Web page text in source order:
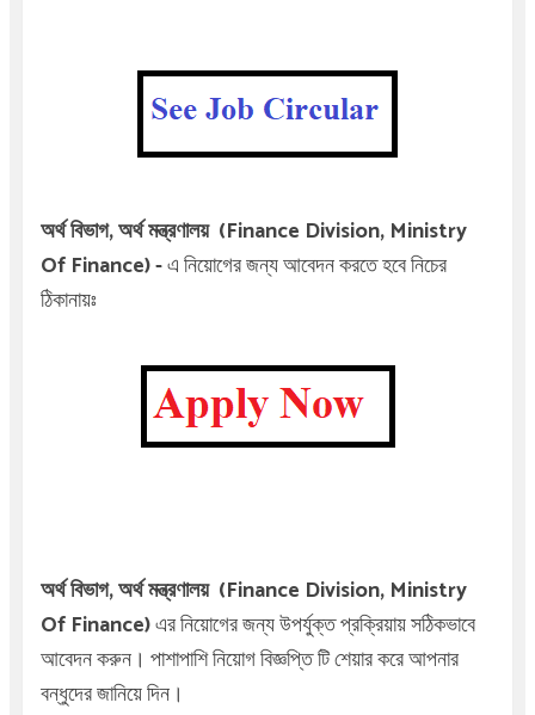
অর্থ বিভাগ,অর্থ মন্ত্রণালয় (Finance Division, Ministry
Of Finance)-এনিয়োগের জন্য আবেদন করতে হবে নিচের
ঠিকানায়ঃ
অর্থ বিভাগ,অর্থ মন্ত্রণালয় (Finance Division, Ministry
Of Finance)এর নিয়োগের জন্য উপর্যুক্ত প্রক্রিয়ায় সঠিকভাবে
আবেদন করুন। পাশাপাশি নিয়োগ বিজ্ঞপ্তি টি শেয়ার করে আপনার
বন্ধুদের জানিয়ে দিন।